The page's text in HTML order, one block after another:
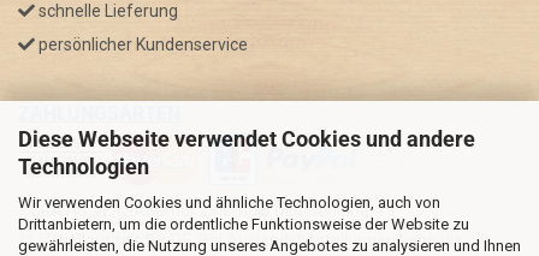
Diese Webseite verwendet Cookies und andere
Technologien
Wir verwenden Cookies und ähnliche Technologien, auch von
Drittanbietern, um die ordentliche Funktionsweise der Website zu
gewährleisten, die Nutzung unseres Angebotes zu analysieren und Ihnen
schnelle Lieferung
persönlicher Kundenservice
* GRATIS VERSAND nur innerhalb Deutschland
** Regellaufzeit für DE, Bei Auslandsbestellungen kann die